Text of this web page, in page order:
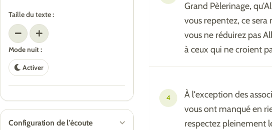
Taille du texte :
Mode nuit :
Activer
Configuration de l'écoute
Grand Pèlerinage,
vous repentez, ce sera
vous ne réduirez pas
à ceux qui ne croient
4
À l'exception des
vous ont manqué en
respectez pleinement